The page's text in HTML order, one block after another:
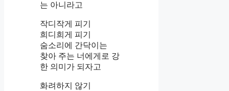
는 아니라고
작디작게 피기
희디희게 피기
숨소리에 간닥이는
찾아 주는 너에게로 강
한 의미가 되자고
화려하지 않기